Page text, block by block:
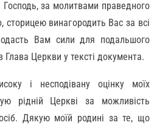
за молитвами праведного
винагородить Вас за всі
Вам сили для подальшого
Церкви у тексті документа.
і несподівану оцінку моїх
рідній Церкві за можливість
Дякую моїй родині за те, що